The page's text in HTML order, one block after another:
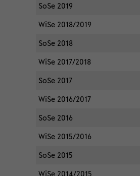
SoSe 2019
WiSe 2018/2019
SoSe 2018
WiSe 2017/2018
SoSe 2017
WiSe 2016/2017
SoSe 2016
WiSe 2015/2016
SoSe 2015
WiSe 2014/2015